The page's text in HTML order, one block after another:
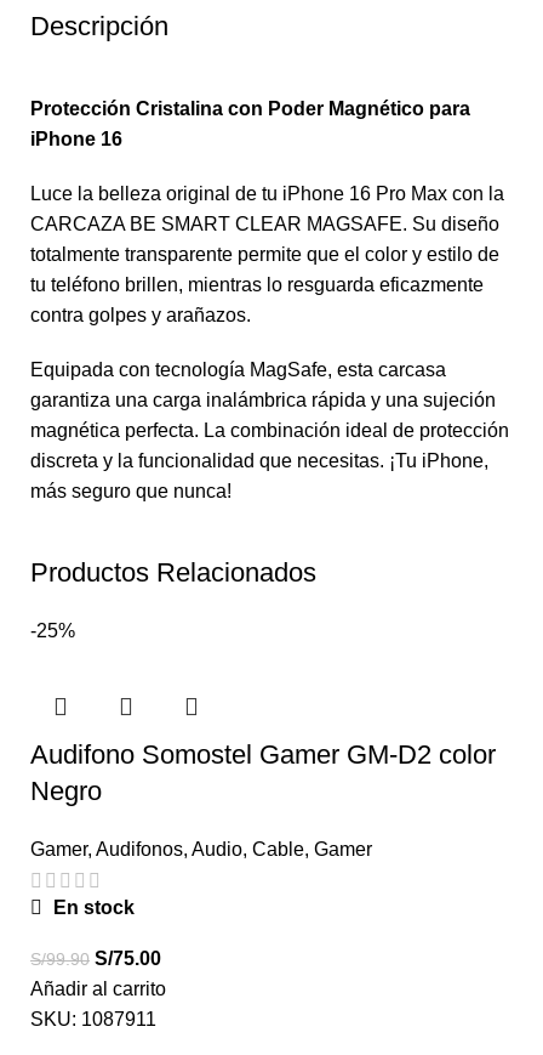
Descripción
Protección Cristalina con Poder Magnético para
iPhone 16
Luce la belleza original de tu iPhone 16 Pro Max con la
CARCAZA BE SMART CLEAR MAGSAFE. Su diseño
totalmente transparente permite que el color y estilo de
tu teléfono brillen, mientras lo resguarda eficazmente
contra golpes y arañazos.
Equipada con tecnología MagSafe, esta carcasa
garantiza una carga inalámbrica rápida y una sujeción
magnética perfecta. La combinación ideal de protección
discreta y la funcionalidad que necesitas. ¡Tu iPhone,
más seguro que nunca!
Productos Relacionados
-25%
Audifono Somostel Gamer GM-D2 color
Negro
Gamer, Audifonos, Audio, Cable, Gamer
En stock
S/99.90 S/75.00
Añadir al carrito
SKU: 1087911